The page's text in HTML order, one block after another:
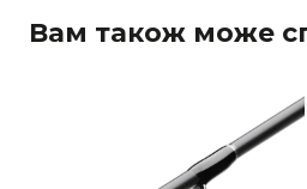
Вам також може